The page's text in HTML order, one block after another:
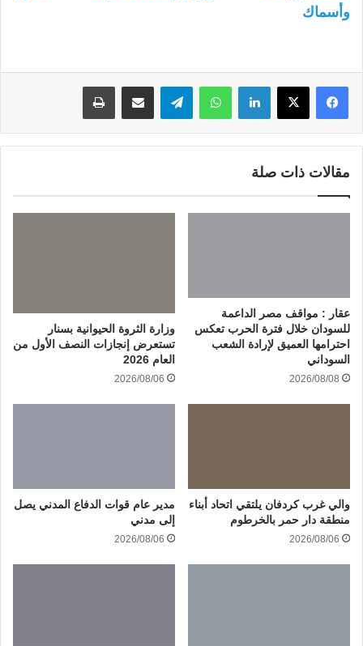
وأسماك
لينكدإن واتساب
مقالات ذات صلة
عقار : مواقف مصر الداعمة
للسودان خلال فترة الحرب تعكس
احترامها العميق لإرادة الشعب
السوداني
2026/08/08
وزارة الثروة الحيوانية بسنار
تستعرض إنجازات النصف الأول من
العام 2026
2026/08/06
والي غرب كردفان يلتقي اتحاد أبناء
منطقة دار حمر بالخرطوم
2026/08/06
مدير عام قوات الدفاع المدني يصل
إلى مدني
2026/08/06